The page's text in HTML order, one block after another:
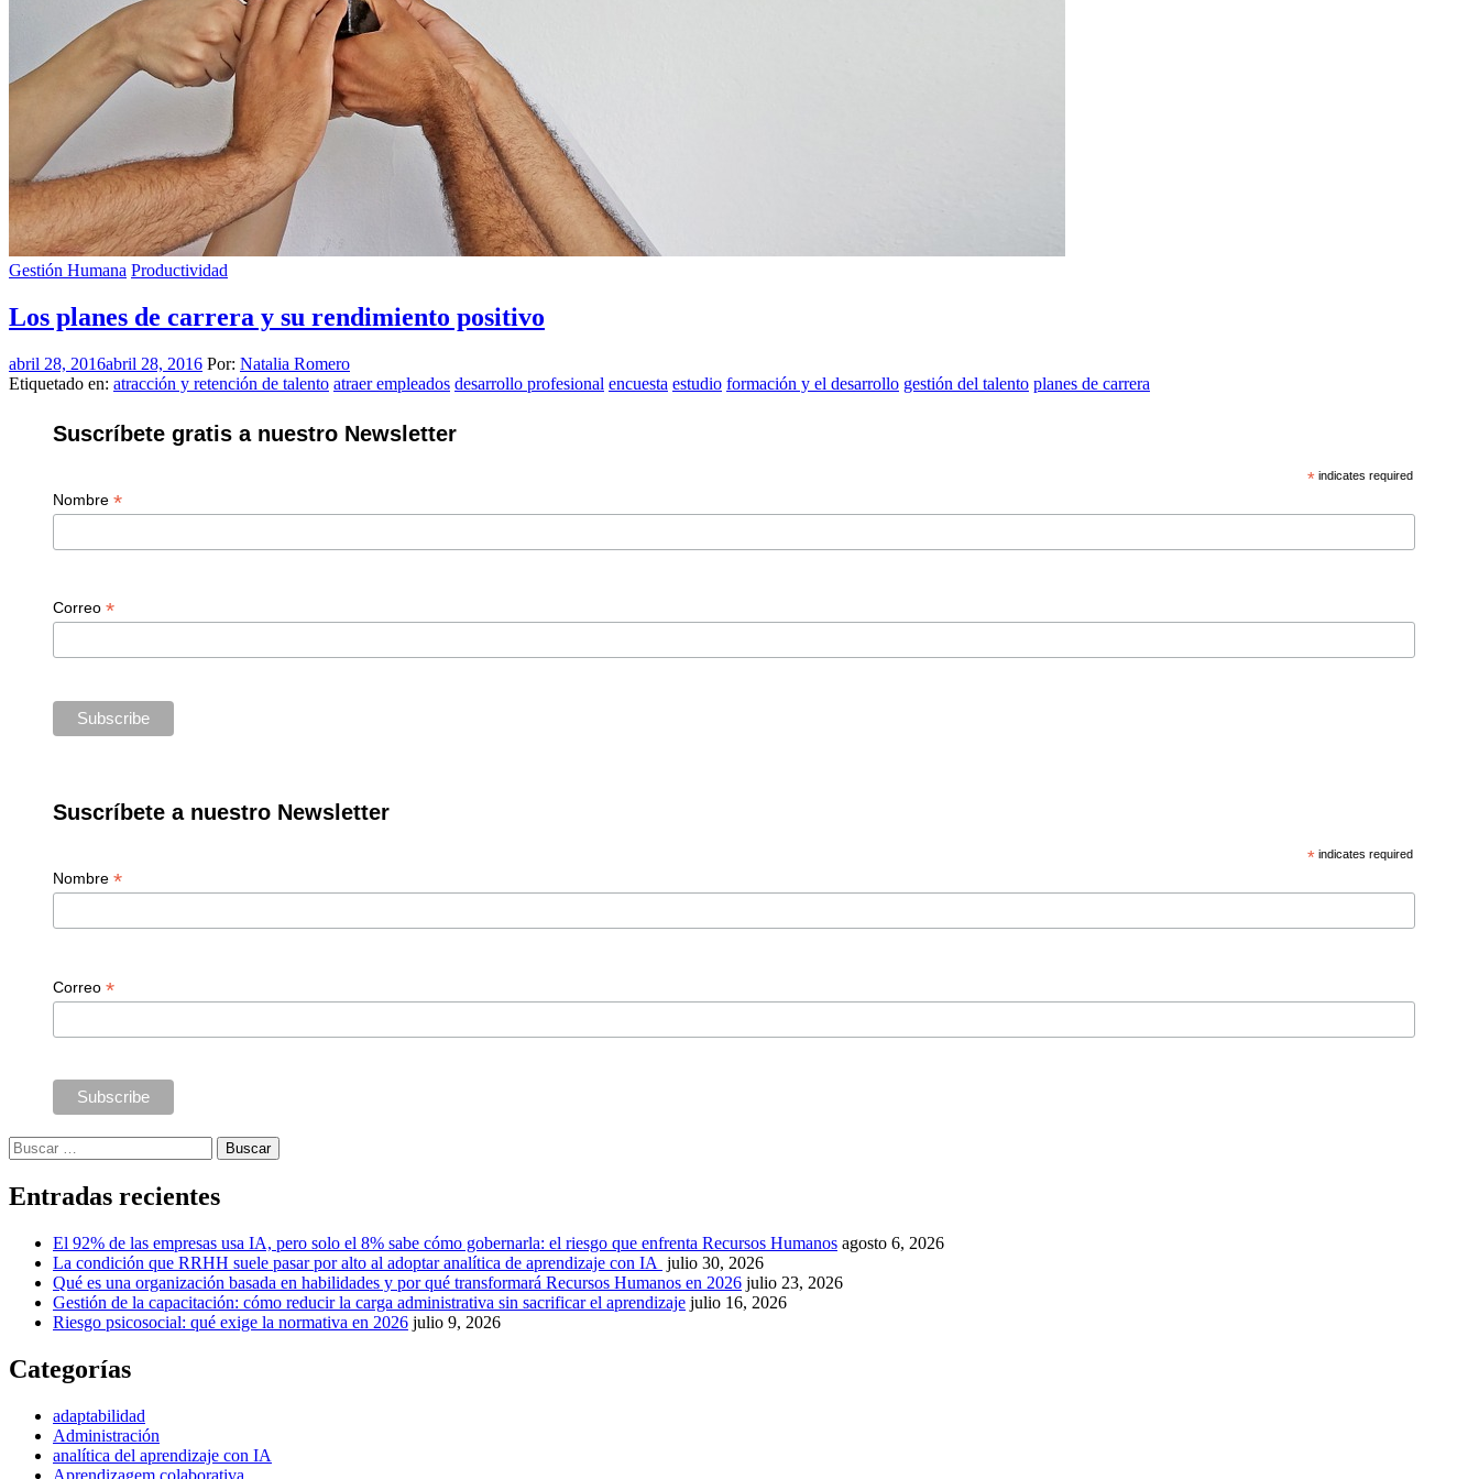
Gestión Humana Productividad
Los planes de carrera y su rendimiento positivo
abril 28, 2016abril 28, 2016 Por: Natalia Romero
Etiquetado en: atracción y retención de talento atraer empleados desarrollo profesional encuesta estudio formación y el desarrollo gestión del talento planes de carrera
Suscríbete gratis a nuestro Newsletter
* indicates required
Nombre *
Correo *
Suscríbete a nuestro Newsletter
* indicates required
Nombre *
Correo *
Buscar:
Entradas recientes
El 92% de las empresas usa IA, pero solo el 8% sabe cómo gobernarla: el riesgo que enfrenta Recursos Humanos agosto 6, 2026
La condición que RRHH suele pasar por alto al adoptar analítica de aprendizaje con IA julio 30, 2026
Qué es una organización basada en habilidades y por qué transformará Recursos Humanos en 2026 julio 23, 2026
Gestión de la capacitación: cómo reducir la carga administrativa sin sacrificar el aprendizaje julio 16, 2026
Riesgo psicosocial: qué exige la normativa en 2026 julio 9, 2026
Categorías
adaptabilidad
Administración
analítica del aprendizaje con IA
Aprendizagem colaborativa